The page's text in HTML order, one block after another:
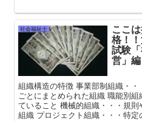
社会福祉士 ここ
格！
試験
営」
組織構造の特徴 事業部制組織・
ごとにまとめられた組織 職能別
ていること 機械的組織・・・規
組織 プロジェクト組織・・・特